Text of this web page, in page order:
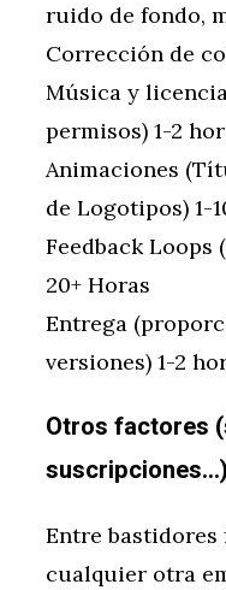
ruido de fondo,
Corrección de
Música y
permisos) 1-2
Animaciones
de Logotipos) 1-
Feedback Loops
20+ Horas
Entrega
versiones) 1-2
Otros factores
suscripciones…)
Entre
cualquier otra